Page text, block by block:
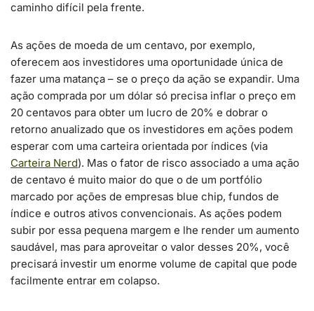
caminho difícil pela frente.
As ações de moeda de um centavo, por exemplo,
oferecem aos investidores uma oportunidade única de
fazer uma matança – se o preço da ação se expandir. Uma
ação comprada por um dólar só precisa inflar o preço em
20 centavos para obter um lucro de 20% e dobrar o
retorno anualizado que os investidores em ações podem
esperar com uma carteira orientada por índices (via
Carteira Nerd). Mas o fator de risco associado a uma ação
de centavo é muito maior do que o de um portfólio
marcado por ações de empresas blue chip, fundos de
índice e outros ativos convencionais. As ações podem
subir por essa pequena margem e lhe render um aumento
saudável, mas para aproveitar o valor desses 20%, você
precisará investir um enorme volume de capital que pode
facilmente entrar em colapso.